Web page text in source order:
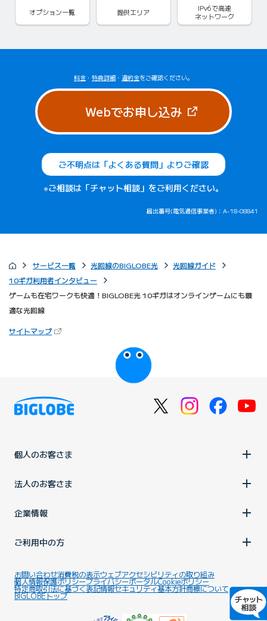
オプション一覧 提供エリア IPv6で高速
ネットワーク
料金 ・ 特典詳細 ・ 違約金をご確認ください。
Webでお申し込み（新しいタブ
ご不明点は「よくある質問」よりご確認
※ご相談は「チャット相談」をご利用ください。
届出番号(電気通信事業者)：A-18-08841
サービス一覧 光回線のBIGLOBE光
光回線ガイド
10ギガ利用者インタビュー
ゲームも在宅ワークも快適！BIGLOBE光 10ギガはオンラインゲームにも最
適な光回線
サイトマップ（新しいタブで開きます）
びっぷるのページ
個人のお客さま
法人のお客さま
企業情報
ご利用中の方
お問い合わせ消費税の表示ウェブアクセシビリティの取り組み
個人情報保護ポリシープライバシーポータルCookieポリシー
特定商取引法に基づく表記情報セキュリティ基本方針商標について
BIGLOBEトップ